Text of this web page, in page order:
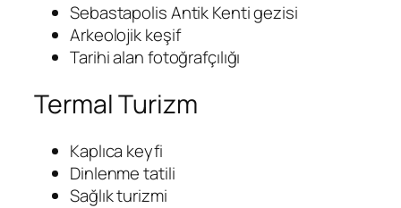
Sebastapolis Antik Kenti gezisi
Arkeolojik keşif
Tarihi alan fotoğrafçılığı
Termal Turizm
Kaplıca keyfi
Dinlenme tatili
Sağlık turizmi